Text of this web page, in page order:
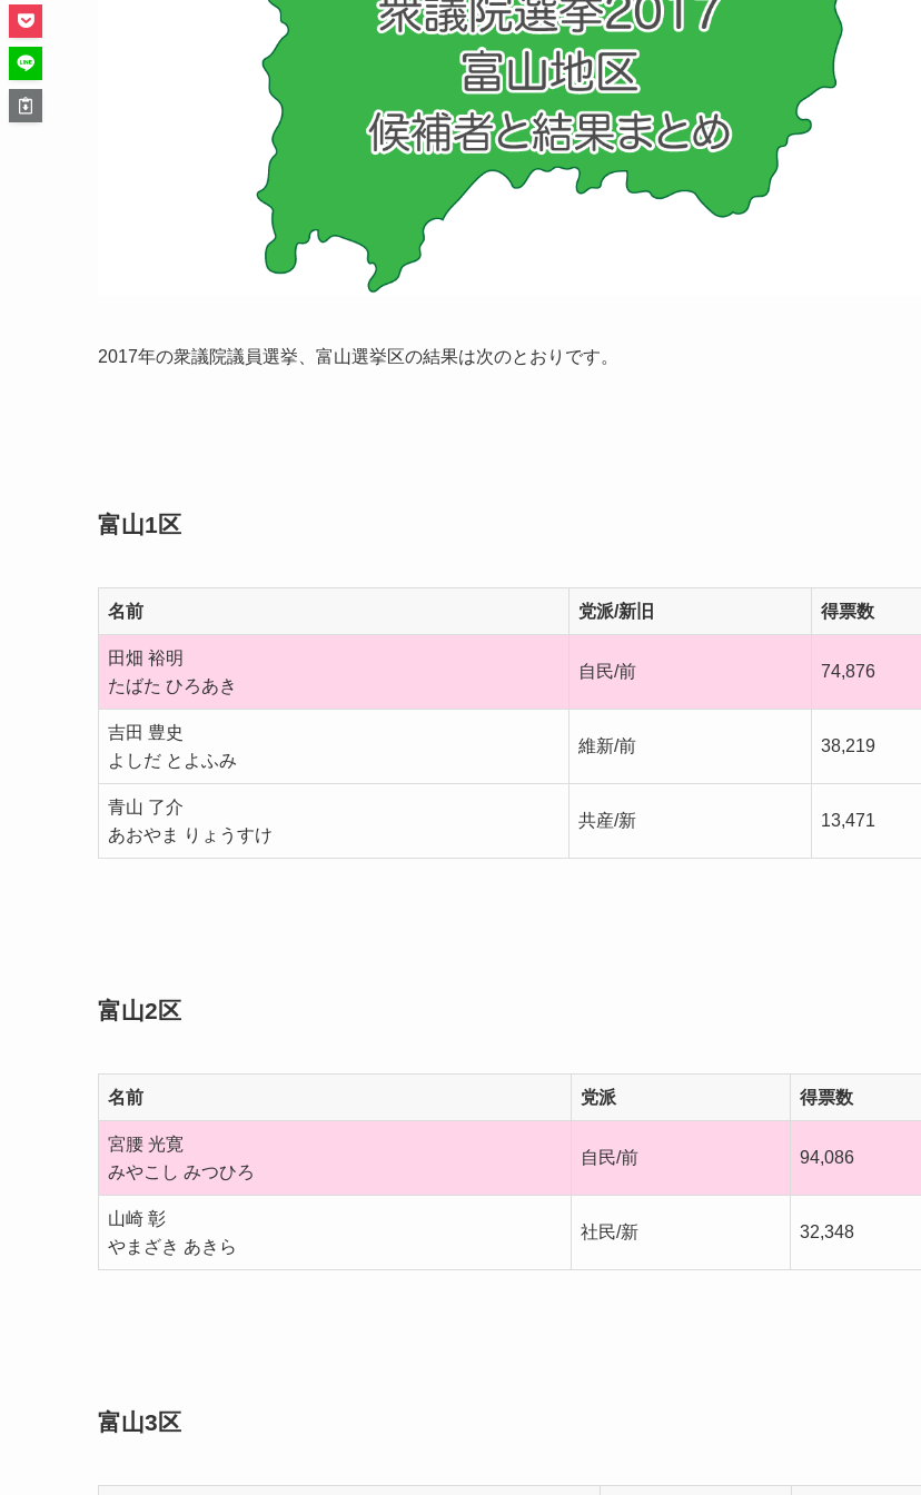
2017年の衆議院議員選挙、富山選挙区の結果は次のとおりです。
富山1区
名前 党派/新旧 得票数
田畑 裕明
たばた ひろあき
自民/前 74,876
吉田 豊史
よしだ とよふみ
維新/前 38,219
青山 了介
あおやま りょうすけ
共産/新 13,471
富山2区
名前 党派 得票数
宮腰 光寛
みやこし みつひろ
自民/前 94,086
山崎 彰
やまざき あきら
社民/新 32,348
富山3区